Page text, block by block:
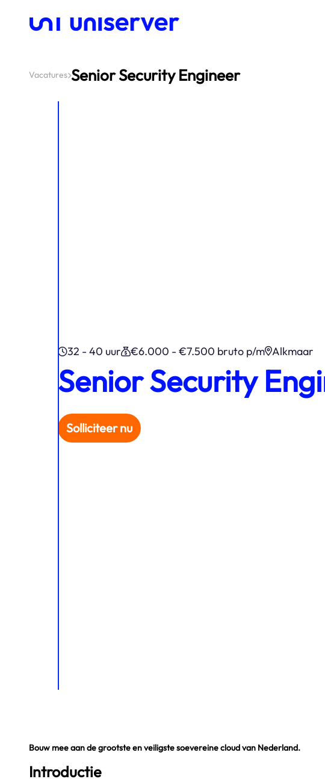
Vacatures Senior Security Engineer
32 - 40 uur €6.000 - €7.500 bruto p/m Alkmaar
Senior Security
Solliciteer nu
Bouw mee aan de grootste en veiligste soevereine cloud van Nederland.
Introductie